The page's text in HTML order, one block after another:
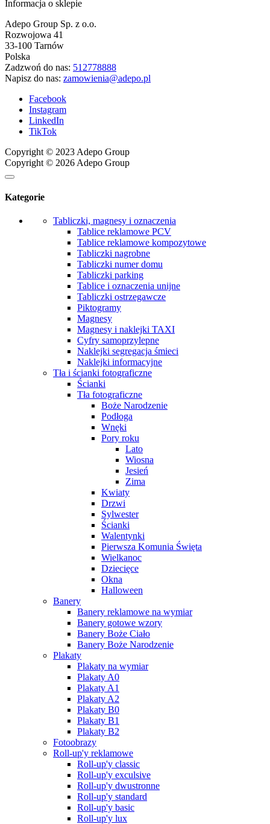
Informacja o sklepie
Adepo Group Sp. z o.o.
Rozwojowa 41
33-100 Tarnów
Polska
Zadzwoń do nas: 512778888
Napisz do nas: zamowienia@adepo.pl
Facebook
Instagram
LinkedIn
TikTok
Copyright © 2023 Adepo Group
Copyright © 2026 Adepo Group
Kategorie
Tabliczki, magnesy i oznaczenia
Tablice reklamowe PCV
Tablice reklamowe kompozytowe
Tabliczki nagrobne
Tabliczki numer domu
Tabliczki parking
Tablice i oznaczenia unijne
Tabliczki ostrzegawcze
Piktogramy
Magnesy
Magnesy i naklejki TAXI
Cyfry samoprzylepne
Naklejki segregacja śmieci
Naklejki informacyjne
Tła i ścianki fotograficzne
Ścianki
Tła fotograficzne
Boże Narodzenie
Podłoga
Wnęki
Pory roku
Lato
Wiosna
Jesień
Zima
Kwiaty
Drzwi
Sylwester
Ścianki
Walentynki
Pierwsza Komunia Święta
Wielkanoc
Dziecięce
Okna
Halloween
Banery
Banery reklamowe na wymiar
Banery gotowe wzory
Banery Boże Ciało
Banery Boże Narodzenie
Plakaty
Plakaty na wymiar
Plakaty A0
Plakaty A1
Plakaty A2
Plakaty B0
Plakaty B1
Plakaty B2
Fotoobrazy
Roll-up'y reklamowe
Roll-up'y classic
Roll-up'y exculsive
Roll-up'y dwustronne
Roll-up'y standard
Roll-up'y basic
Roll-up'y lux